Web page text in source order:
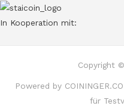
In Kooperation mit:
Copyright
Powered by
für